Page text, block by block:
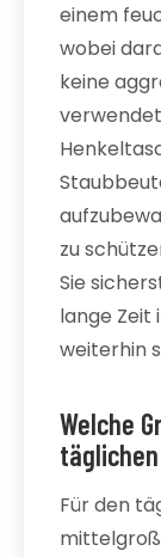
einem
wobei
keine
zu
Sie
lange Zeit
weiterhin
Welche
Für den